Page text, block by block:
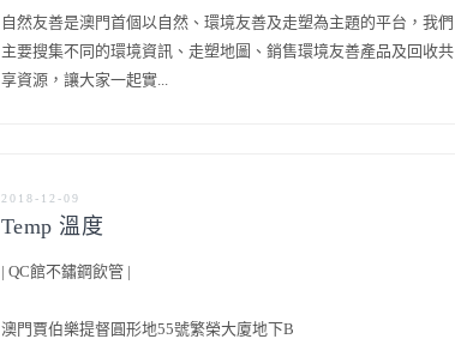
自然友善是澳門首個以自然、環境友善及走塑為主題的平台，我們
主要搜集不同的環境資訊、走塑地圖、銷售環境友善產品及回收共
享資源，讓大家一起實...
2018-12-09
Temp 溫度
| QC館不鏽鋼飲管 |
澳門賈伯樂提督圓形地55號繁榮大廈地下B